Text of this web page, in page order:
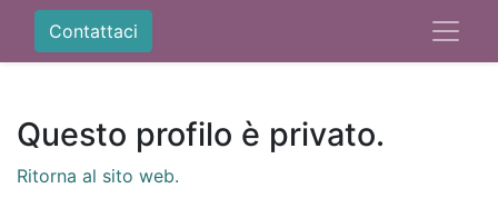
Contattaci
Questo profilo è privato.
Ritorna al sito web.